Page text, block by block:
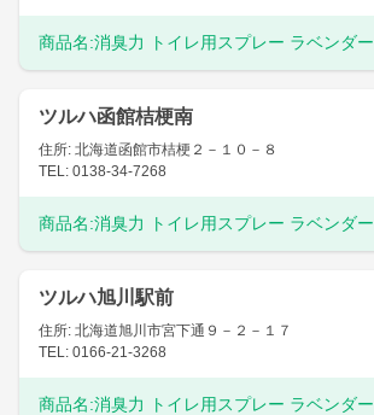
商品名:消臭力 トイレ用スプレー ラベンダー
ツルハ函館桔梗南
住所: 北海道函館市桔梗２－１０－８
TEL: 0138-34-7268
商品名:消臭力 トイレ用スプレー ラベンダー
ツルハ旭川駅前
住所: 北海道旭川市宮下通９－２－１７
TEL: 0166-21-3268
商品名:消臭力 トイレ用スプレー ラベンダー